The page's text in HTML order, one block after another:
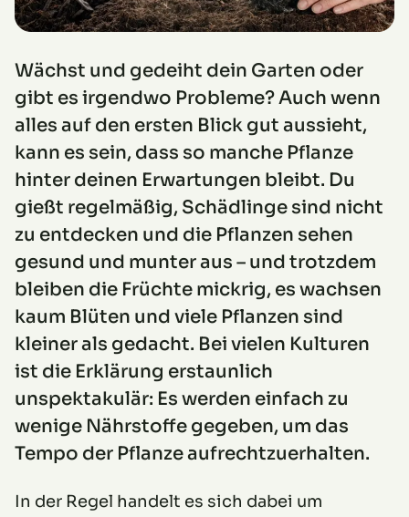
Wächst und gedeiht dein Garten oder
gibt es irgendwo Probleme? Auch wenn
alles auf den ersten Blick gut aussieht,
kann es sein, dass so manche Pflanze
hinter deinen Erwartungen bleibt. Du
gießt regelmäßig, Schädlinge sind nicht
zu entdecken und die Pflanzen sehen
gesund und munter aus – und trotzdem
bleiben die Früchte mickrig, es wachsen
kaum Blüten und viele Pflanzen sind
kleiner als gedacht. Bei vielen Kulturen
ist die Erklärung erstaunlich
unspektakulär: Es werden einfach zu
wenige Nährstoffe gegeben, um das
Tempo der Pflanze aufrechtzuerhalten.
In der Regel handelt es sich dabei um